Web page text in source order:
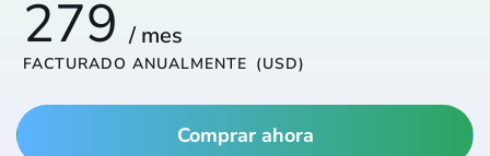
279 / mes
FACTURADO ANUALMENTE (USD)
Comprar ahora